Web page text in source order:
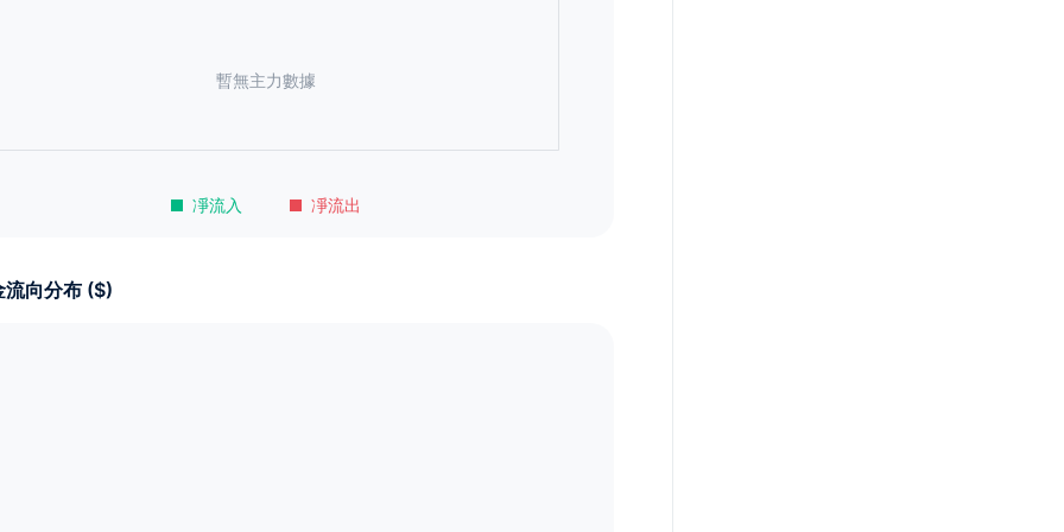
凈流入 凈流出
暫無主力數據
向分布 ($)